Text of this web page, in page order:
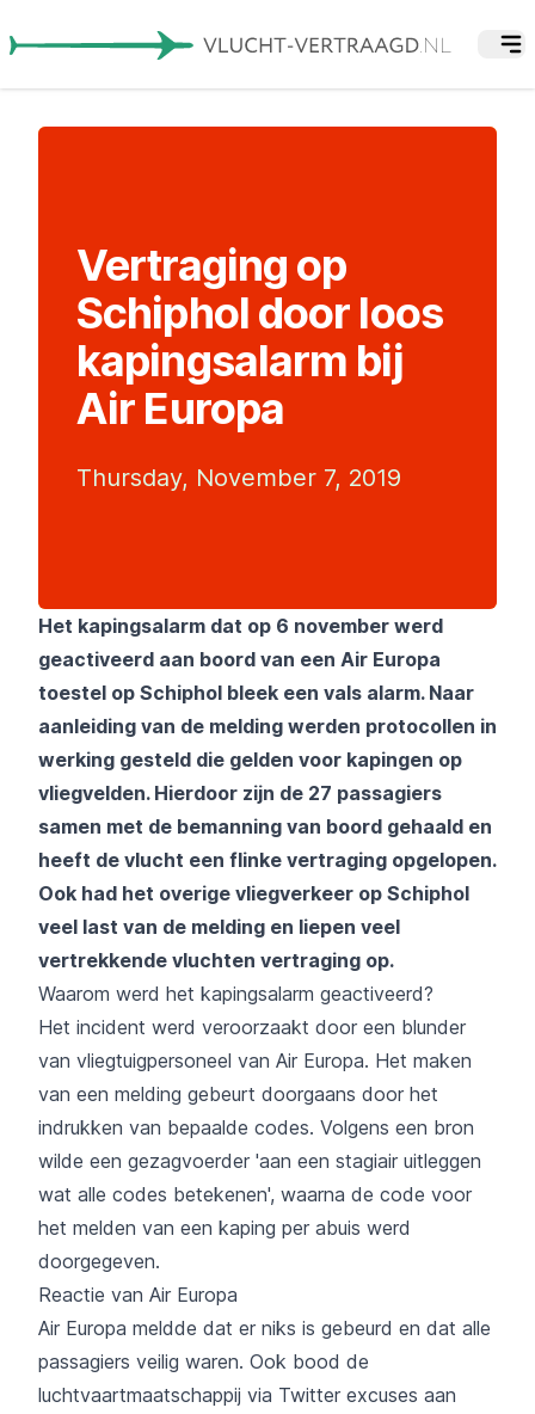
Vertraging op
Schiphol door loos
kapingsalarm bij
Air Europa
Thursday, November 7, 2019
Het kapingsalarm dat op 6 november werd
geactiveerd aan boord van een Air Europa
toestel op Schiphol bleek een vals alarm. Naar
aanleiding van de melding werden protocollen in
werking gesteld die gelden voor kapingen op
vliegvelden. Hierdoor zijn de 27 passagiers
samen met de bemanning van boord gehaald en
heeft de vlucht een flinke vertraging opgelopen.
Ook had het overige vliegverkeer op Schiphol
veel last van de melding en liepen veel
vertrekkende vluchten vertraging op.
Waarom werd het kapingsalarm geactiveerd?
Het incident werd veroorzaakt door een blunder
van vliegtuigpersoneel van Air Europa. Het maken
van een melding gebeurt doorgaans door het
indrukken van bepaalde codes. Volgens een bron
wilde een gezagvoerder 'aan een stagiair uitleggen
wat alle codes betekenen', waarna de code voor
het melden van een kaping per abuis werd
doorgegeven.
Reactie van Air Europa
Air Europa meldde dat er niks is gebeurd en dat alle
passagiers veilig waren. Ook bood de
luchtvaartmaatschappij via Twitter excuses aan